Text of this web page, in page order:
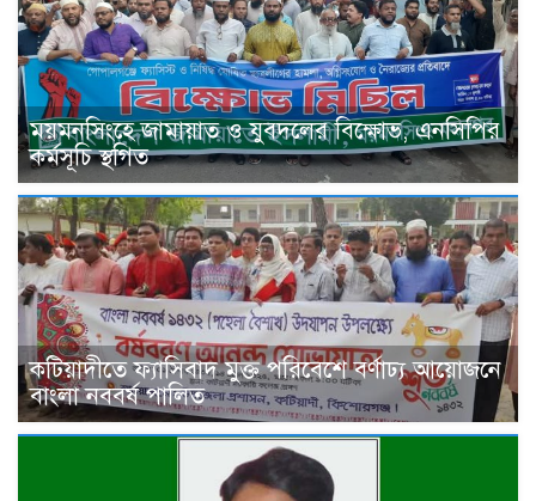
ময়মনসিংহে জামায়াত ও যুবদলের বিক্ষোভ, এনসিপির
কর্মসূচি স্থগিত
কটিয়াদীতে ফ্যাসিবাদ মুক্ত পরিবেশে বর্ণাঢ্য আয়োজনে
বাংলা নববর্ষ পালিত